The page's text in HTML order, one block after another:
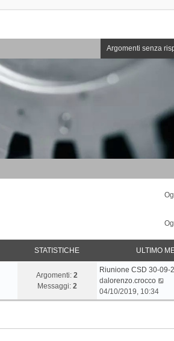
Argomenti senza
STATISTICHE ULTIMO
Argomenti:2
Messaggi: 2
Riunione CSD 30-09-
dalorenzo.crocco
d
04/10/2019, 10:34